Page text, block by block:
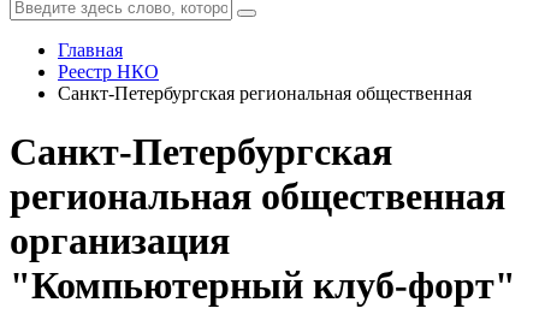
Главная
Реестр НКО
Санкт-Петербургская региональная общественная
Санкт-Петербургская
региональная общественная
организация
"Компьютерный клуб-форт"